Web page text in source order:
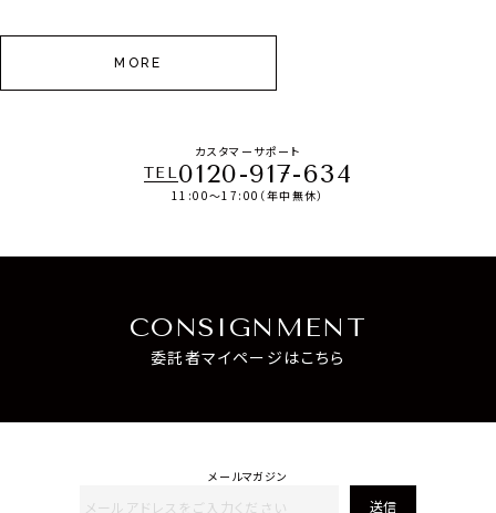
MORE
カスタマーサポート
TEL0120-917-634
11:00～17:00（年中無休）
CONSIGNMENT
委託者マイページはこちら
メールマガジン
送信